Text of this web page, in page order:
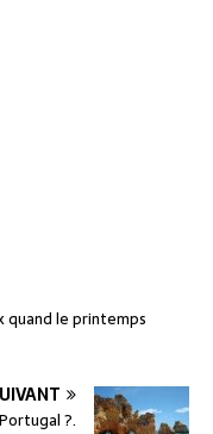
quand le printemps
?.